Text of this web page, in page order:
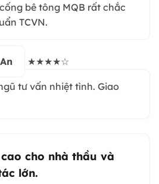
bê tông MQB rất chắc
TCVN.
★★★★☆
tư vấn nhiệt tình. Giao
cho nhà thầu và
lớn.